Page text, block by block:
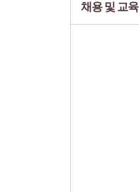
채용 및 교육